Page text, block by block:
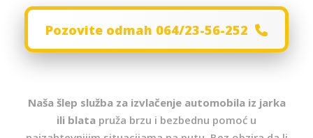
Pozovite odmah 064/23-56-252
Naša šlep služba za izvlačenje automobila iz jarka
ili blata pruža brzu i bezbednu pomoć u